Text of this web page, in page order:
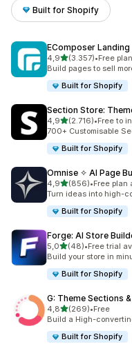
Built for Shopify
EComposer Landing
4,9de 5 estrelas
(3.357)
3357 total de•Free
Build pages to sell
Built for Shopify
Section Store:
4,9de 5 estrelas
(2.716)
2716 total de•Free to
700+ Customisable
Built for Shopify
Omnise ✧ AI Page
4,9de 5 estrelas
(856)
856 total de•Free plan
Turn ideas into high-
Built for Shopify
Forge: AI Store
5,0de 5 estrelas
(48)
48 total de avaliações
•Free trial
Build your store in
Built for Shopify
G: Theme Sections
4,8de 5 estrelas
(269)
269 total de avaliações
•Free
Build a High-
Built for Shopify